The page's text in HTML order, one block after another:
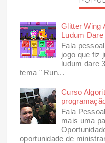
Glitter Wing
Ludum Dare
Fala
jogo que fiz
ludum dare
tema " Run...
Curso
Fala
mais uma
oportunidade de